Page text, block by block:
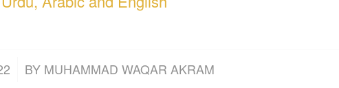
BY MUHAMMAD WAQAR AKRAM